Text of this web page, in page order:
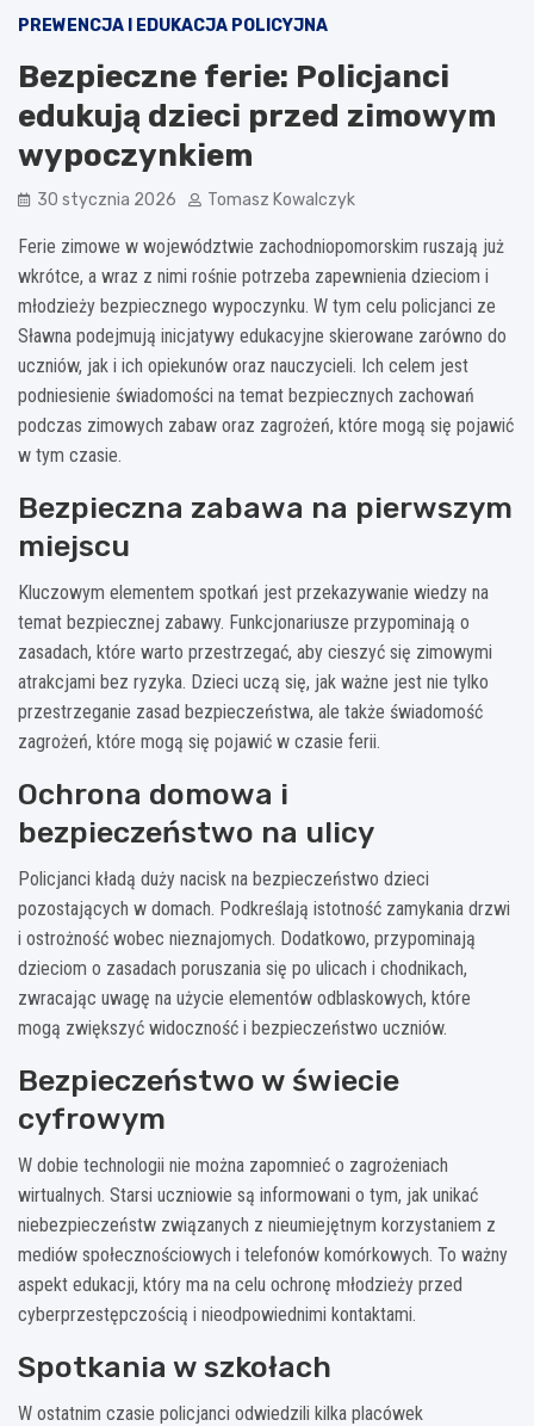
PREWENCJA I EDUKACJA POLICYJNA
Bezpieczne ferie: Policjanci
edukują dzieci przed zimowym
wypoczynkiem
30 stycznia 2026 Tomasz Kowalczyk
Ferie zimowe w województwie zachodniopomorskim ruszają już
wkrótce, a wraz z nimi rośnie potrzeba zapewnienia dzieciom i
młodzieży bezpiecznego wypoczynku. W tym celu policjanci ze
Sławna podejmują inicjatywy edukacyjne skierowane zarówno do
uczniów, jak i ich opiekunów oraz nauczycieli. Ich celem jest
podniesienie świadomości na temat bezpiecznych zachowań
podczas zimowych zabaw oraz zagrożeń, które mogą się pojawić
w tym czasie.
Bezpieczna zabawa na pierwszym
miejscu
Kluczowym elementem spotkań jest przekazywanie wiedzy na
temat bezpiecznej zabawy. Funkcjonariusze przypominają o
zasadach, które warto przestrzegać, aby cieszyć się zimowymi
atrakcjami bez ryzyka. Dzieci uczą się, jak ważne jest nie tylko
przestrzeganie zasad bezpieczeństwa, ale także świadomość
zagrożeń, które mogą się pojawić w czasie ferii.
Ochrona domowa i
bezpieczeństwo na ulicy
Policjanci kładą duży nacisk na bezpieczeństwo dzieci
pozostających w domach. Podkreślają istotność zamykania drzwi
i ostrożność wobec nieznajomych. Dodatkowo, przypominają
dzieciom o zasadach poruszania się po ulicach i chodnikach,
zwracając uwagę na użycie elementów odblaskowych, które
mogą zwiększyć widoczność i bezpieczeństwo uczniów.
Bezpieczeństwo w świecie
cyfrowym
W dobie technologii nie można zapomnieć o zagrożeniach
wirtualnych. Starsi uczniowie są informowani o tym, jak unikać
niebezpieczeństw związanych z nieumiejętnym korzystaniem z
mediów społecznościowych i telefonów komórkowych. To ważny
aspekt edukacji, który ma na celu ochronę młodzieży przed
cyberprzestępczością i nieodpowiednimi kontaktami.
Spotkania w szkołach
W ostatnim czasie policjanci odwiedzili kilka placówek